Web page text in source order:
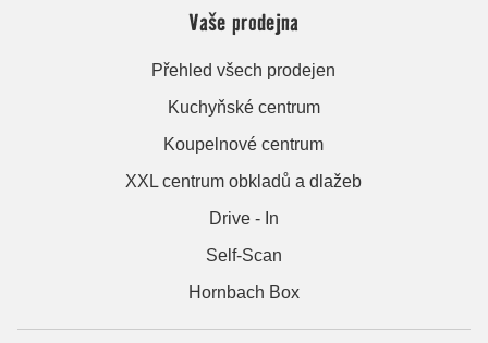
Vaše prodejna
Přehled všech prodejen
Kuchyňské centrum
Koupelnové centrum
XXL centrum obkladů a dlažeb
Drive - In
Self-Scan
Hornbach Box